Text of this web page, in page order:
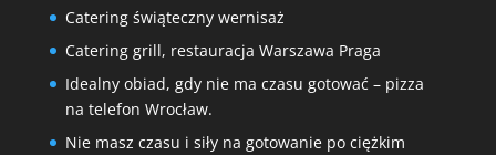
Catering świąteczny wernisaż
Catering grill, restauracja Warszawa Praga
Idealny obiad, gdy nie ma czasu gotować – pizza
na telefon Wrocław.
Nie masz czasu i siły na gotowanie po ciężkim